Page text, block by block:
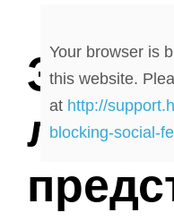
ли е
Your browser is
this website.
at http://
blocking-social-